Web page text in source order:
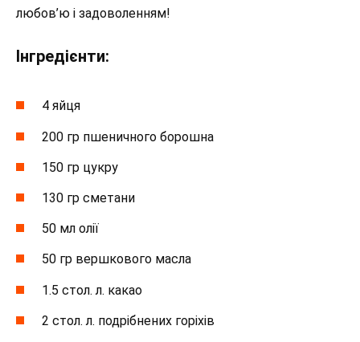
любов’ю і задоволенням!
Інгредієнти:
4 яйця
200 гр пшеничного борошна
150 гр цукру
130 гр сметани
50 мл олії
50 гр вершкового масла
1.5 стол. л. какао
2 стол. л. подрібнених горіхів